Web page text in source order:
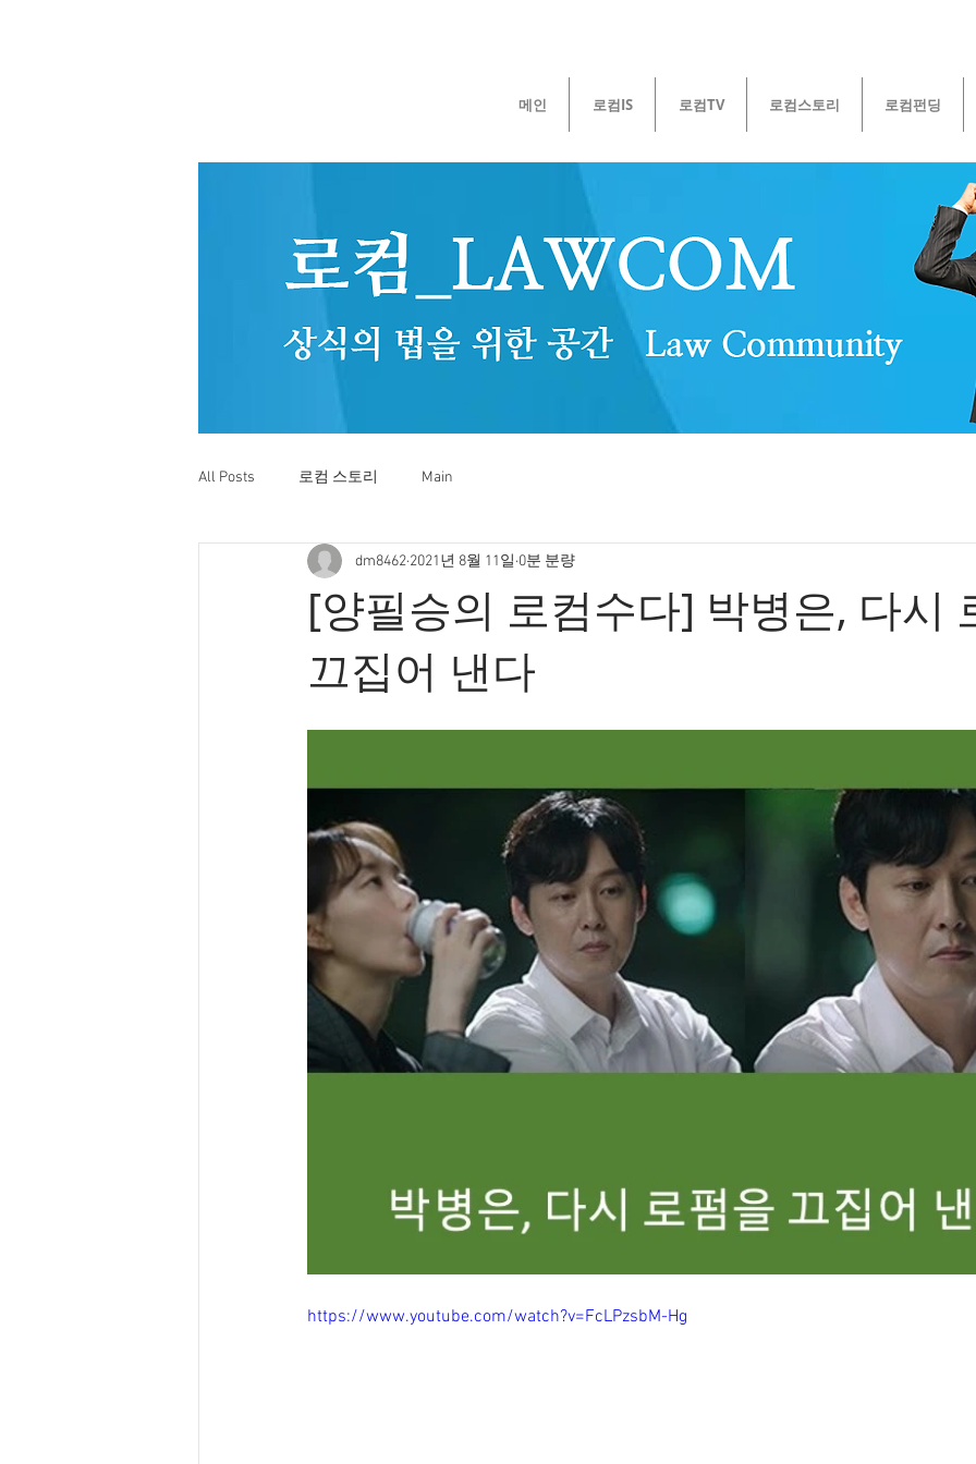
메인 로컴IS 로컴TV 로컴스토리 로컴펀딩
All Posts 로컴 스토리 Main
[양필승의 로컴수다] 박병은, 다시
끄집어 낸다
dm8462 2021년 8월 11일 0분 분량
https://www.youtube.com/watch?v=FcLPzsbM-Hg